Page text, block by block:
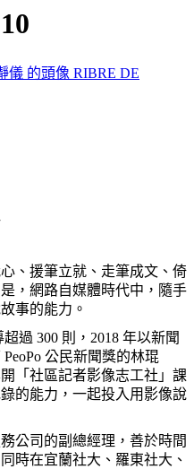
RIBRE DE
、援筆立就、走筆成文、倚
，網路自媒體時代中，隨手
事的能力。
過 300 則，2018 年以新聞
公民新聞獎的林琨
「社區記者影像志工社」 課
的能力，一起投入用影像說
公司的副總經理，善於時間
時在宜蘭社大、羅東社大、